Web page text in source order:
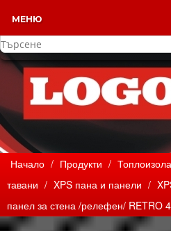
МЕНЮ
Начало / Продукти /
тавани / XPS пана и панели /
панел за стена /релефен/ RETRO